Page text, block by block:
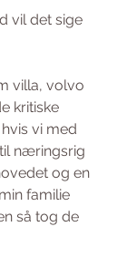
vil det sige
villa, volvo
kritiske
vi med
næringsrig
og en
familie
så tog de